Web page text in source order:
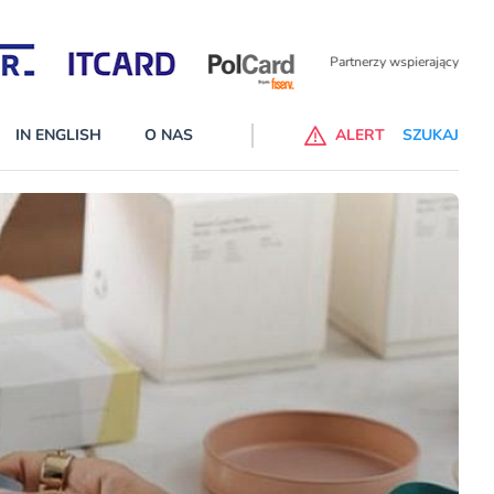
Partnerzy wspierający
do ChataGPT Go dla klientów Revoluta. Nowy benefit we
– Standard i Plus – z usługi będzie można korzsytać za
IN ENGLISH O NAS ALERT SZUKAJ